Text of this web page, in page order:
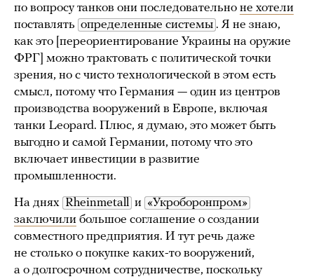
по вопросу танков они последовательно не хотели
поставлять определенные системы . Я не знаю,
как это [переориентирование Украины на оружие
ФРГ] можно трактовать с политической точки
зрения, но с чисто технологической в этом есть
смысл, потому что Германия — один из центров
производства вооружений в Европе, включая
танки Leopard. Плюс, я думаю, это может быть
выгодно и самой Германии, потому что это
включает инвестиции в развитие
промышленности.
На днях Rheinmetall и «Укроборонпром»
заключили большое соглашение о создании
совместного предприятия. И тут речь даже
не столько о покупке каких-то вооружений,
а о долгосрочном сотрудничестве, поскольку